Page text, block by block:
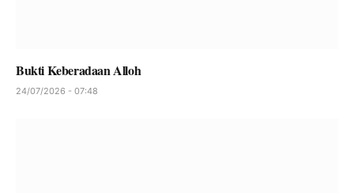
Bukti Keberadaan Alloh
24/07/2026 - 07:48